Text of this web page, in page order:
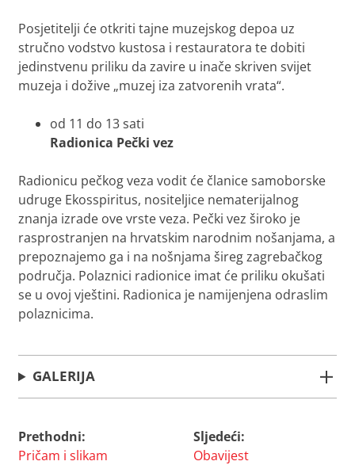
Posjetitelji će otkriti tajne muzejskog depoa uz
stručno vodstvo kustosa i restauratora te dobiti
jedinstvenu priliku da zavire u inače skriven svijet
muzeja i dožive „muzej iza zatvorenih vrata“.
od 11 do 13 sati
Radionica Pečki vez
Radionicu pečkog veza vodit će članice samoborske
udruge Ekosspiritus, nositeljice nematerijalnog
znanja izrade ove vrste veza. Pečki vez široko je
rasprostranjen na hrvatskim narodnim nošanjama, a
prepoznajemo ga i na nošnjama šireg zagrebačkog
područja. Polaznici radionice imat će priliku okušati
se u ovoj vještini. Radionica je namijenjena odraslim
polaznicima.
GALERIJA
Navigacija
Prethodni:
Pričam i slikam
Sljedeći:
Obavijest